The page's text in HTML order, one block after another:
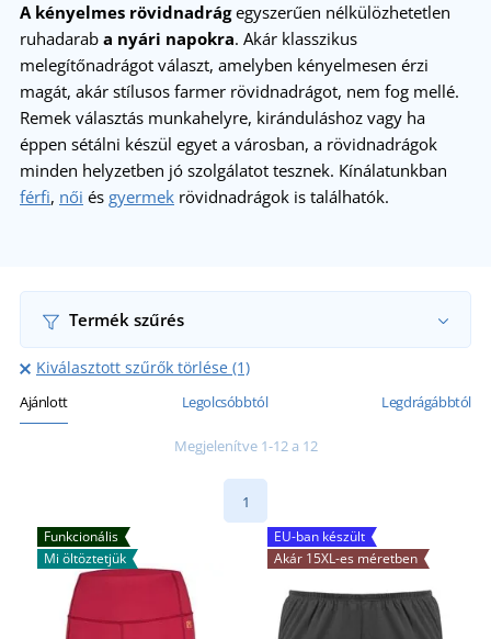
A kényelmes rövidnadrágegyszerűen nélkülözhetetlen
ruhadarab a nyári napokra. Akár klasszikus
melegítőnadrágot választ, amelyben kényelmesen érzi
magát, akár stílusos farmer rövidnadrágot, nem fog mellé.
Remek választás munkahelyre, kiránduláshoz vagy ha
éppen sétálni készül egyet a városban, a rövidnadrágok
minden helyzetben jó szolgálatot tesznek. Kínálatunkban
férfi, női és gyermek rövidnadrágok is találhatók.
Termék szűrés
Kiválasztott szűrők törlése (1)
Ajánlott Legolcsóbbtól Legdrágábbtól
Megjelenítve 1-12 a 12
1
Funkcionális
Mi öltöztetjük
EU-ban készült
Akár 15XL-es méretben